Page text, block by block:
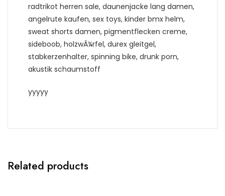
radtrikot herren sale, daunenjacke lang damen,
angelrute kaufen, sex toys, kinder bmx helm,
sweat shorts damen, pigmentflecken creme,
sideboob, holzwÃ¼rfel, durex gleitgel,
stabkerzenhalter, spinning bike, drunk porn,
akustik schaumstoff
yyyyy
Related products